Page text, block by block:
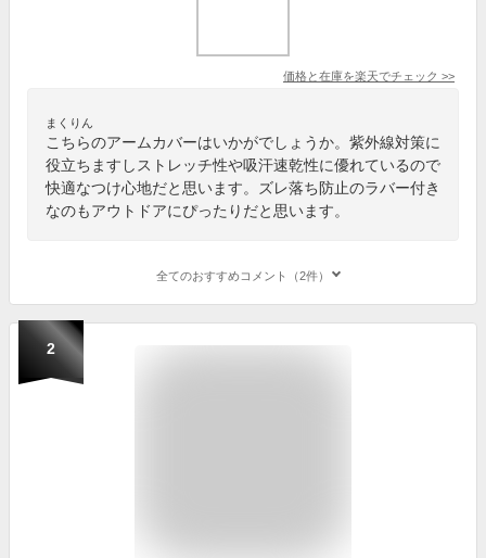
価格と在庫を楽天でチェック >>
まくりん
こちらのアームカバーはいかがでしょうか。紫外線対策に
役立ちますしストレッチ性や吸汗速乾性に優れているので
快適なつけ心地だと思います。ズレ落ち防止のラバー付き
なのもアウトドアにぴったりだと思います。
全てのおすすめコメント（2件）
2